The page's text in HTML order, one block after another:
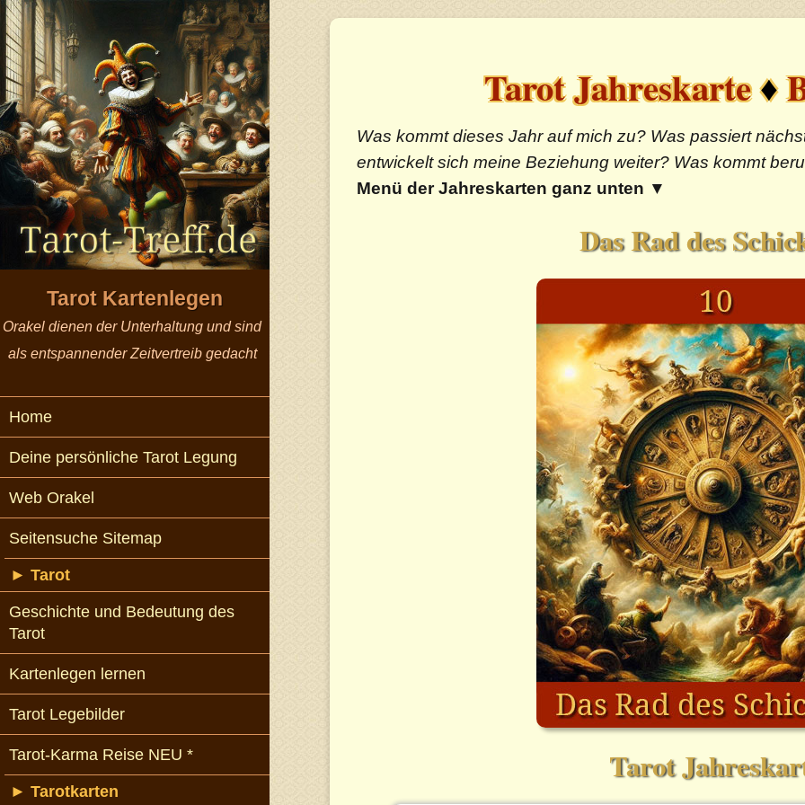
Tarot Jahreskarte♦
Was kommt dieses Jahr auf mich zu? Was passiert
entwickelt sich meine Beziehung weiter? Was kommt
Menü der Jahreskarten ganz unten ▼
Das Rad des
Tarot
Tarot Kartenlegen
Orakel dienen der Unterhaltung und sind
als entspannender Zeitvertreib gedacht
Home
Deine persönliche Tarot Legung
Web Orakel
Seitensuche Sitemap
► Tarot
Geschichte und Bedeutung des
Tarot
Kartenlegen lernen
Tarot Legebilder
Tarot-Karma Reise NEU *
► Tarotkarten